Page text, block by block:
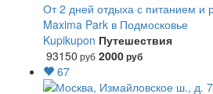
От 2 дней отдыха с питанием и
Maxima Park в Подмосковье
Kupikupon Путешествия
93150 руб 2000руб
67